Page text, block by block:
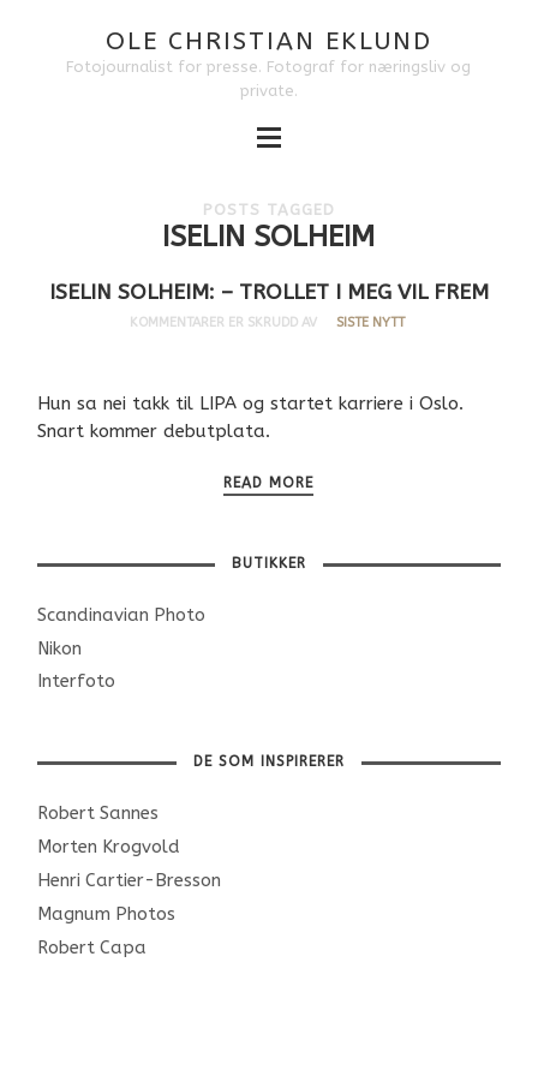
OLE CHRISTIAN EKLUND
Fotojournalist for presse. Fotograf for næringsliv og
private.
POSTS TAGGED
ISELIN SOLHEIM
ISELIN SOLHEIM: – TROLLET I MEG VIL FREM
KOMMENTARER ER SKRUDD AV SISTE NYTT
Hun sa nei takk til LIPA og startet karriere i Oslo.
Snart kommer debutplata.
READ MORE
BUTIKKER
Scandinavian Photo
Nikon
Interfoto
DE SOM INSPIRERER
Robert Sannes
Morten Krogvold
Henri Cartier-Bresson
Magnum Photos
Robert Capa